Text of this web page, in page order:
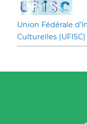
Union Fédérale
Culturelles (UFISC)